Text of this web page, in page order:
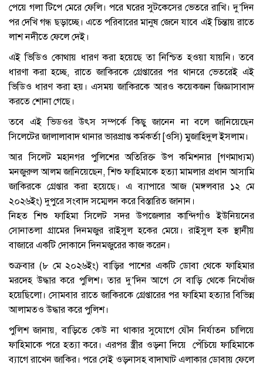
পেয়ে গলা টিপে মেরে ফেলি। পরে ঘরের সুটকেসের ভেতরে রাখি। দু’দিন
পর দেখি গন্ধ ছড়াচ্ছে। এতে পরিবারের মানুষ জেনে যাবে এই চিন্তায় রাতে
লাশ নদীতে ফেলে দেই।
এই ভিডিও কোথায় ধারণ করা হয়েছে তা নিশ্চিত হওয়া যায়নি। তবে
ধারণা করা হচ্ছে, রাতে জাকিরকে গ্রেপ্তারের পর থানরে ভেতরেই এই
ভিডিও ধারণ করা হয়। এসময় জাকিরকে আরও কয়েকজন জিজ্ঞাসাবাদ
করতে শোনা গেছে।
তবে এই ভিডওর উৎস সম্পর্কে কিছু জানেন না বলে জানিয়েছেন
সিলেটের জালালাবাদ থানার ভারপ্রাপ্ত কর্মকর্তা [ওসি) মুজাহিদুল ইসলাম।
আর সিলেট মহানগর পুলিশের অতিরিক্ত উপ কমিশনার [গণমাধ্যম)
মনজুরুল আলম জানিয়েছেন, শিশু ফাহিমাকে হত্যা মামলার প্রধান আসামি
জাকিরকে গ্রেপ্তার করা হয়েছে। এ ব্যাপারে আজ (মঙ্গলবার ১২ মে
২০২৬ইং) দুপুরে সংবাদ সম্মেলন করে বিস্তারিত জানান।
নিহত শিশু ফাহিমা সিলেট সদর উপজেলার কান্দিগাঁও ইউনিয়নের
সোনাতলা গ্রামের দিনমজুর রাইসুল হকের মেয়ে। রাইসুল হক স্থানীয়
বাজারে একটি দোকানে দিনমজুরের কাজ করেন।
শুক্রবার (৮ মে ২০২৬ইং) বাড়ির পাশের একটি ডোবা থেকে ফাহিমার
মরদেহ উদ্ধার করে পুলিশ। তার দু’দিন আগে সে বাড়ি থেকে নিখোঁজ
হয়েছিলো। সোমবার রাতে জাকিরকে গ্রেপ্তারের পর ফাহিমা হত্যার বিভিন্ন
আলামতও উদ্ধার করে পুলিশ।
পুলিশ জানায়, বাড়িতে কেউ না থাকার সুযোগে যৌন নির্যাতন চালিয়ে
ফাহিমাকে পরে হত্যা করে। এরপর স্ত্রীর ওড়না দিয়ে পেঁচিয়ে ফাহিমাকে
ব্যাগে রাখেন জাকির। পরে সেই ওড়নাসহ বাদাঘাট এলাকার ডোবায় ফেলে